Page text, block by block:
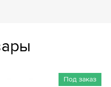
Под заказ